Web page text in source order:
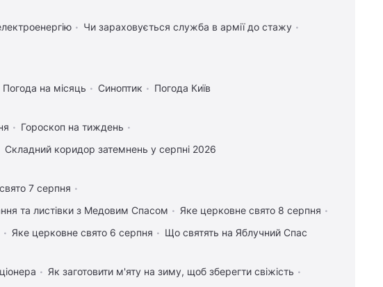
Чи зараховується служба в армії до стажу
Погода на місяць Синоптик Погода Київ
Гороскоп на тиждень
Складний коридор затемнень у серпні 2026
7 серпня
та листівки з Медовим Спасом
Яке церковне свято 8 серпня
Яке церковне свято 6 серпня Що святять на Яблучний Спас
Як заготовити м'яту на зиму, щоб зберегти свіжість